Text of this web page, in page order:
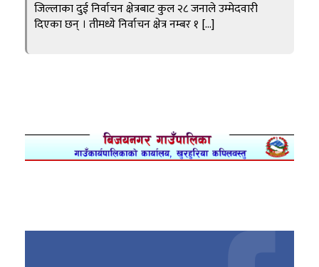
जिल्लाका दुई निर्वाचन क्षेत्रबाट कुल २८ जनाले उम्मेदवारी
दिएका छन् । तीमध्ये निर्वाचन क्षेत्र नम्बर १ […]